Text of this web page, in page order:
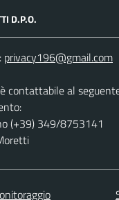
D.P.O.
contattabile al
(+39) 349/8753141